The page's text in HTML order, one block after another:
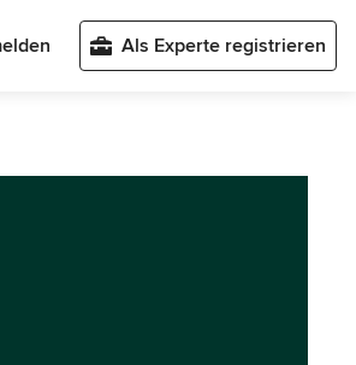
Als Experte registrieren